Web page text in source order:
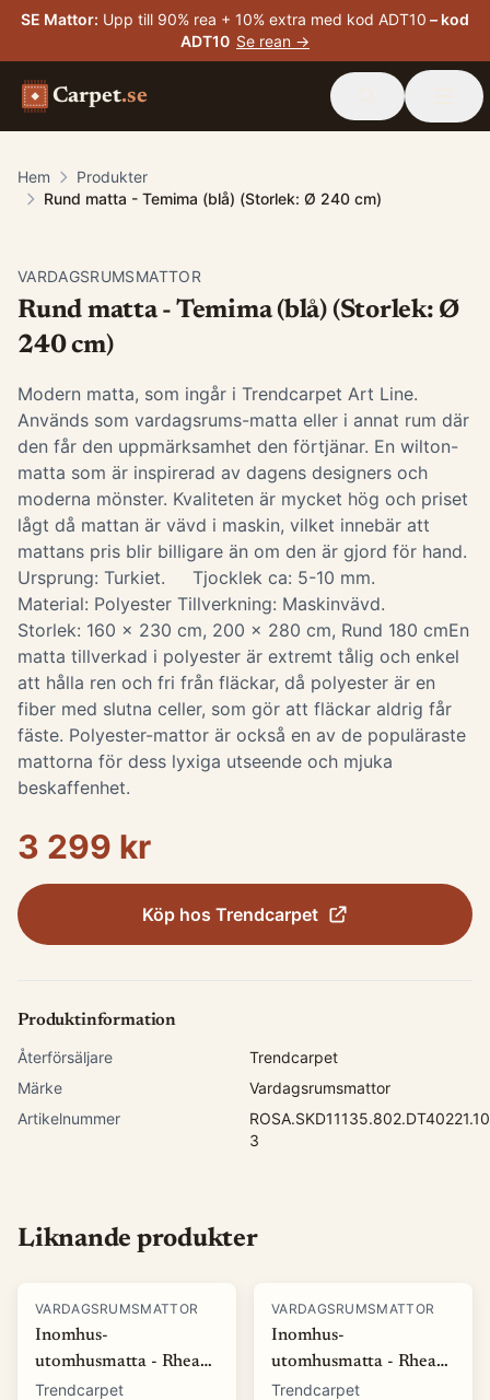
SE Mattor: Upp till 90% rea + 10% extra med kod ADT10 – kod
ADT10 Se rean →
Carpet.se
Hem
Produkter
Rund matta - Temima (blå) (Storlek: Ø 240 cm)
VARDAGSRUMSMATTOR
Rund matta - Temima (blå) (Storlek: Ø
240 cm)
Modern matta, som ingår i Trendcarpet Art Line.
Används som vardagsrums-matta eller i annat rum där
den får den uppmärksamhet den förtjänar. En wilton-
matta som är inspirerad av dagens designers och
moderna mönster. Kvaliteten är mycket hög och priset
lågt då mattan är vävd i maskin, vilket innebär att
mattans pris blir billigare än om den är gjord för hand.
Ursprung: Turkiet. Tjocklek ca: 5-10 mm.
Material: Polyester Tillverkning: Maskinvävd.
Storlek: 160 x 230 cm, 200 x 280 cm, Rund 180 cm ​ En
matta tillverkad i polyester är extremt tålig och enkel
att hålla ren och fri från fläckar, då polyester är en
fiber med slutna celler, som gör att fläckar aldrig får
fäste. Polyester-mattor är också en av de populäraste
mattorna för dess lyxiga utseende och mjuka
beskaffenhet.
3 299 kr
Köp hos Trendcarpet
Produktinformation
Återförsäljare
Trendcarpet
Märke
Vardagsrumsmattor
Artikelnummer
3
Liknande produkter
VARDAGSRUMSMATTOR
Inomhus-
utomhusmatta - Rhea
(vit) (Storlek: 80 x 150
Trendcarpet
VARDAGSRUMSMATTOR
Inomhus-
utomhusmatta - Rhea
(beige) (Storlek: 80 x
Trendcarpet